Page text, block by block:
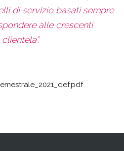
di servizio basati sempre
alle crescenti